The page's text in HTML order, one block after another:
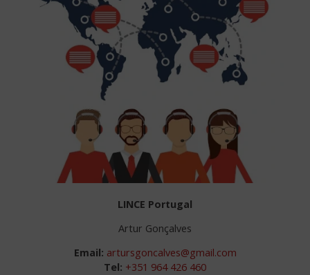
LINCE Portugal
Artur Gonçalves
Email: artursgoncalves@gmail.com
Tel: +351 964 426 460